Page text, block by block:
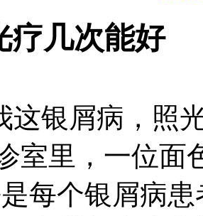
疗几次能好
这银屑病，照
室里，一位面
每个银屑病